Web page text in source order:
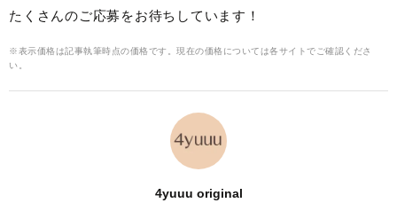
たくさんのご応募をお待ちしています！
※表示価格は記事執筆時点の価格です。現在の価格については各サイトでご確認くださ
い。
4yuuu original